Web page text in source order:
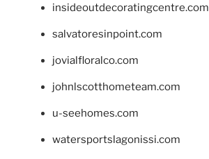
insideoutdecoratingcentre.com
salvatoresinpoint.com
jovialfloralco.com
johnlscotthometeam.com
u-seehomes.com
watersportslagonissi.com